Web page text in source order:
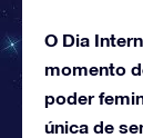
O Dia
momento
poder
única de